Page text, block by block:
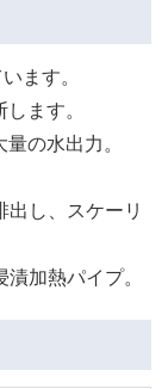
ます。
ます。
の水出力。
し、スケーリ
加熱パイプ。